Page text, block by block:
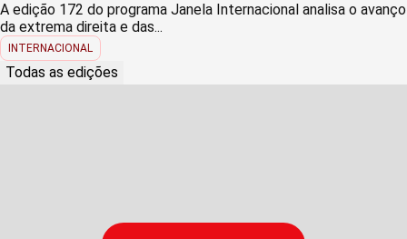
A edição 172 do programa Janela Internacional analisa o avanço
da extrema direita e das...
INTERNACIONAL
Todas as edições